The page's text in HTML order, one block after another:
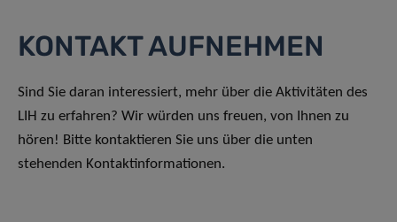
KONTAKT AUFNEHMEN
Sind Sie daran interessiert, mehr über die Aktivitäten des
LIH zu erfahren? Wir würden uns freuen, von Ihnen zu
hören! Bitte kontaktieren Sie uns über die unten
stehenden Kontaktinformationen.